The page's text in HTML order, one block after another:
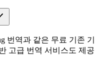
번역과 같은 무료 기존 기
고급 번역 서비스도 제공